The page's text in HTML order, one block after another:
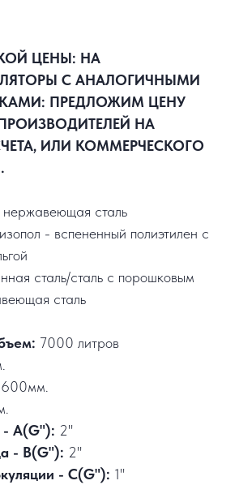
ЦЕНЫ: НА
С АНАЛОГИЧНЫМИ
ПРЕДЛОЖИМ ЦЕНУ
НА
ИЛИ КОММЕРЧЕСКОГО
нержавеющая сталь
изопол - вспененный полиэтилен с
сталь/сталь с порошковым
сталь
7000 литров
- А(G"): 2"
- В(G"): 2"
- С(G"): 1"